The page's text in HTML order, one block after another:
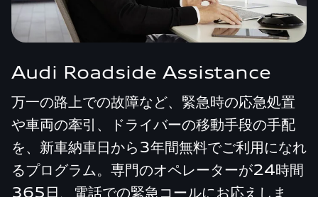
Audi Roadside Assistance
万一の路上での故障など、緊急時の応急処置
や車両の牽引、ドライバーの移動手段の手配
を、新車納車日から3年間無料でご利用になれ
るプログラム。専門のオペレーターが24時間
365日、電話での緊急コールにお応えしま